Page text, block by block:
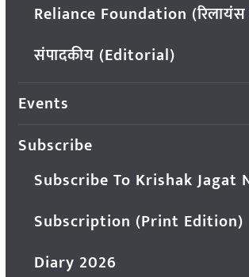
Reliance Foundation
संपादकीय (Editorial)
Events
Subscribe
Subscribe To Krishak Jagat
Subscription (Print Edition)
Diary 2026